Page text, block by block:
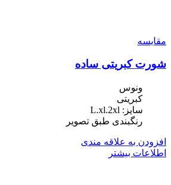
مقایسه
شورت کبریتی ساده
ونوس
کبریتی
سایز: L.xl.2xl
رنگبندی طبق تصویر
افزودن به علاقه مندی
اطلاعات بیشتر